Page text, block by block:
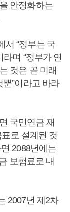
안정화하는
서 “정부는 국
라며 “정부가 연
것은 곧 미래
”이라고 바라
국민연금 재
로 설계된 것
2088년에는
보험료로 내
2007년 제2차